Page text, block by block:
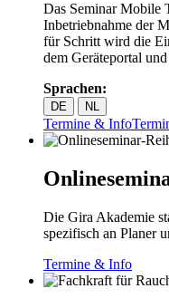
Das Seminar Mobile
Inbetriebnahme der
für Schritt wird die
dem Geräteportal
Sprachen:
DE NL
Termine & Info
Die Gira Akademie
spezifisch an Planer
Termine & Info